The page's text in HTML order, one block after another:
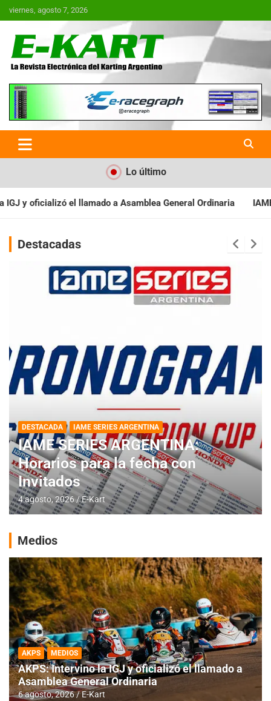
Saltar
al
viernes, agosto 7, 2026
E-Kart.com.ar | La Revista
Electrónica del Karting en
Argentina
Lo último
General Ordinaria IAME SERIES ARGENTINA:
Destacadas
DESTACADA IAME SERIES ARGENTINA
IAME SERIES ARGENTINA:
Horarios para la fecha con
Invitados
4 agosto, 2026 E-Kart
Medios
AKPS MEDIOS
AKPS: Intervino la IGJ y oficializó el llamado a
Asamblea General Ordinaria
6 agosto, 2026 E-Kart